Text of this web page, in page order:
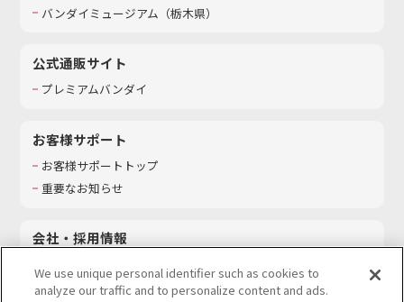
バンダイミュージアム（栃木県）
公式通販サイト
プレミアムバンダイ
お客様サポート
お客様サポートトップ
重要なお知らせ
会社・採用情報
採用情報
We use unique personal identifier such as cookies to
analyze our traffic and to personalize content and ads.